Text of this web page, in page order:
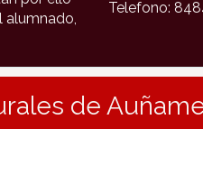
alumnado,
Telefono:
de